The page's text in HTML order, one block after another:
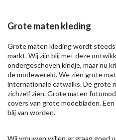
Grote maten kleding
Grote maten kleding wordt
markt. Wij zijn blij met deze
ondergeschoven kindje, maar nu
de modewereld. We zien grote
internationale catwalks. De grote
zichzelf zien. Grote maten
covers van grote modebladen.
blij van worden.
Wij vrouwen willen er graag goed